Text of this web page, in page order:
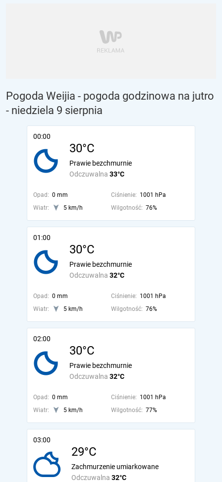
Pogoda Weijia - pogoda godzinowa na jutro
- niedziela 9 sierpnia
00:00
30°C
Odczuwalna 33°C
Prawie bezchmurnie
Opad: 0 mm Ciśnienie: 1001 hPa
Wiatr:
5 km/h Wilgotność: 76%
01:00
30°C
Odczuwalna 32°C
Prawie bezchmurnie
Opad: 0 mm Ciśnienie: 1001 hPa
Wiatr:
5 km/h Wilgotność: 76%
02:00
30°C
Odczuwalna 32°C
Prawie bezchmurnie
Opad: 0 mm Ciśnienie: 1001 hPa
Wiatr:
5 km/h Wilgotność: 77%
03:00
29°C
Odczuwalna 32°C
Zachmurzenie umiarkowane